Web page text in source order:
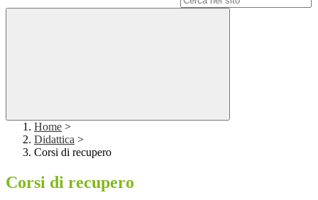
Home >
Didattica >
Corsi di recupero
Corsi di recupero